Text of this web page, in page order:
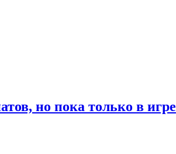
но пока только в игре